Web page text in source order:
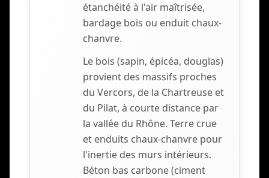
étanchéité à l'air maîtrisée,
bardage bois ou enduit chaux-
chanvre.
Le bois (sapin, épicéa, douglas)
provient des massifs proches
du Vercors, de la Chartreuse et
du Pilat, à courte distance par
la vallée du Rhône. Terre crue
et enduits chaux-chanvre pour
l'inertie des murs intérieurs.
Béton bas carbone (ciment